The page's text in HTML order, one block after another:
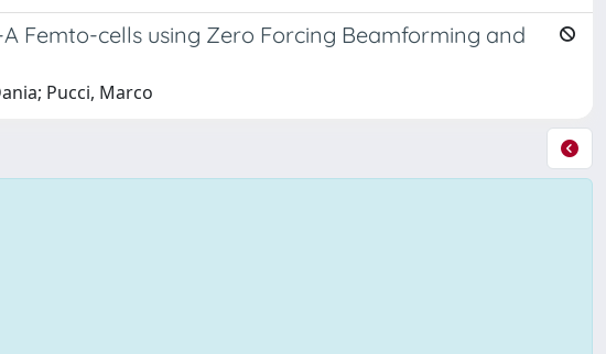
Femto-cells using Zero Forcing Beamforming and
Pucci, Marco